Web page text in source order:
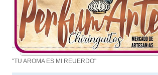
"TU AROMA ES MI REUERDO"